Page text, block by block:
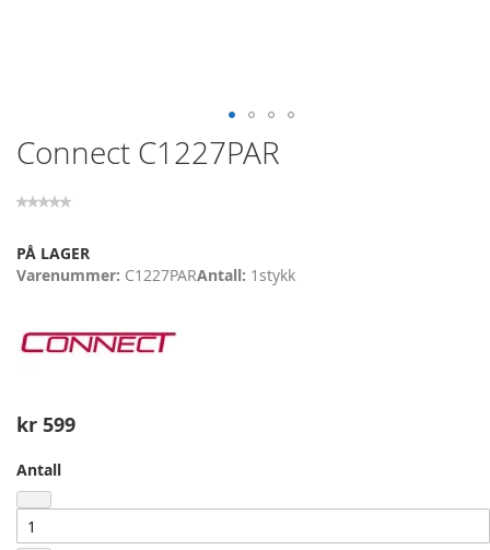
Skip
to
beginning
the
images
Connect C1227PAR
PÅ LAGER
Varenummer C1227PARAntall 1 stykk
kr 599
Antall